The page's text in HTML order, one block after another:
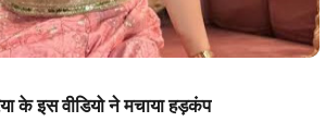
के इस वीडियो ने मचाया हड़कंप